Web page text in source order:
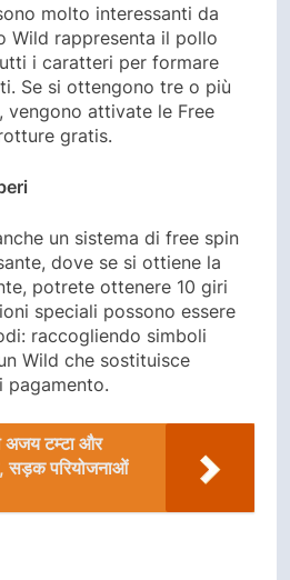
molto interessanti da
Wild rappresenta il pollo
i caratteri per formare
Se si ottengono tre o più
vengono attivate le Free
gratis.
un sistema di free spin
dove se si ottiene la
potrete ottenere 10 giri
speciali possono essere
raccogliendo simboli
Wild che sostituisce
pagamento.
अजय टम्टा और
सड़क परियोजनाओं